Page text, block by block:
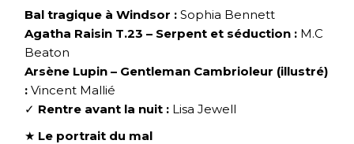
Bal tragique à Windsor :Sophia Bennett
Agatha Raisin T.23 – Serpent et séduction : M.C
Beaton
Arsène Lupin – Gentleman Cambrioleur (illustré)
:Vincent Mallié
✓ Rentre avant la nuit : Lisa Jewell
★ Le portrait du mal